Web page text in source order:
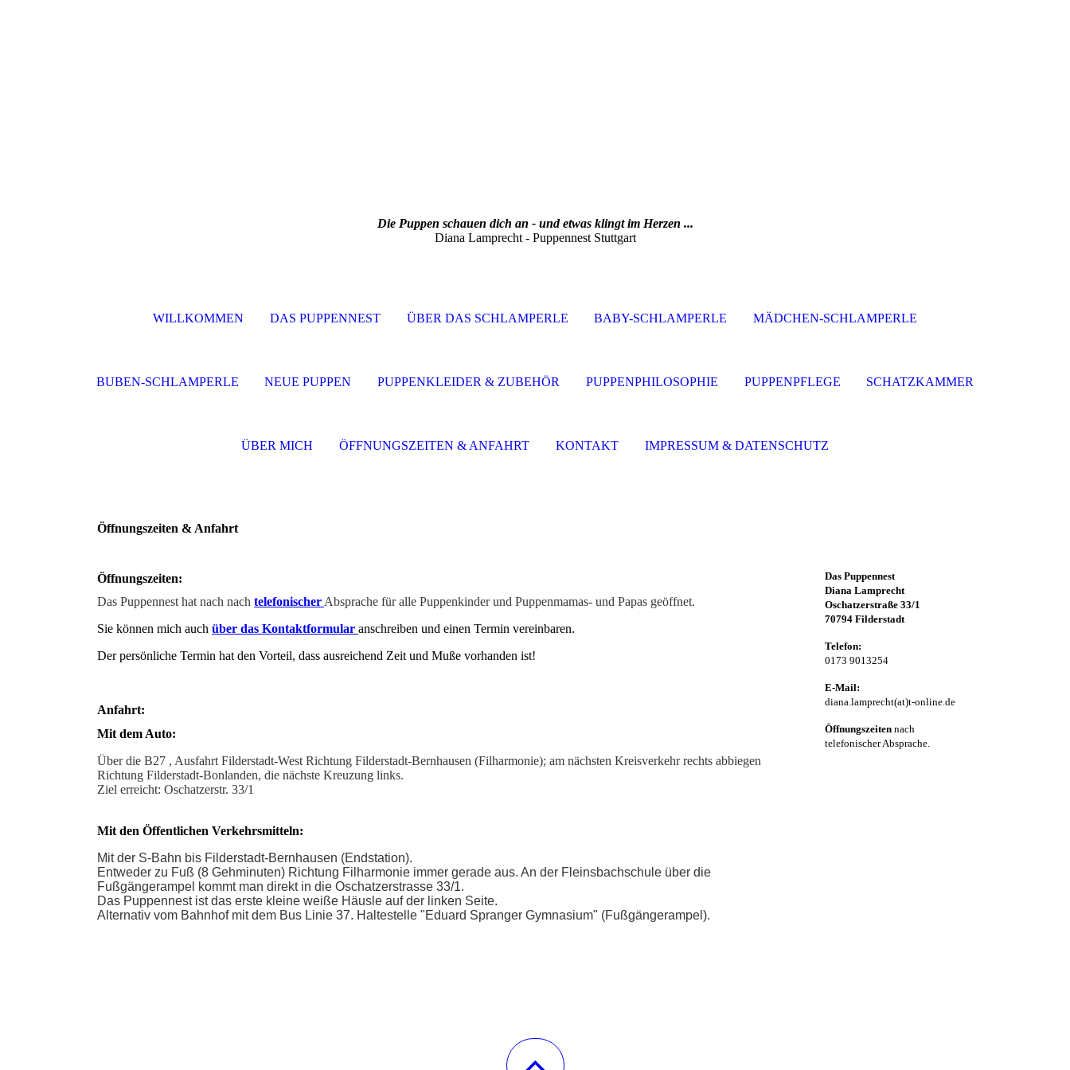
Die Puppen schauen dich an - und etwas klingt im Herzen ...
Diana Lamprecht - Puppennest Stuttgart
WILLKOMMEN DAS PUPPENNEST ÜBER DAS SCHLAMPERLE BABY-SCHLAMPERLE MÄDCHEN-SCHLAMPERLE
BUBEN-SCHLAMPERLE NEUE PUPPEN PUPPENKLEIDER & ZUBEHÖR PUPPENPHILOSOPHIE PUPPENPFLEGE SCHATZKAMMER
ÜBER MICH ÖFFNUNGSZEITEN & ANFAHRT KONTAKT IMPRESSUM & DATENSCHUTZ
Öffnungszeiten & Anfahrt
Öffnungszeiten:
Das Puppennest hat nach nach telefonischer Absprache füralle Puppenkinder und Puppenmamas- und Papas geöffnet.
Sie können mich auch über das Kontaktformular anschreiben und einen Termin vereinbaren.
Der persönliche Termin hat den Vorteil, dass ausreichend Zeit und Muße vorhanden ist!
Anfahrt:
Mit dem Auto:
Über die B27 , Ausfahrt Filderstadt-West Richtung Filderstadt-Bernhausen (Filharmonie); am nächsten Kreisverkehr rechts abbiegen
Richtung Filderstadt-Bonlanden, die nächste Kreuzung links.
Ziel erreicht: Oschatzerstr. 33/1
Mit den Öffentlichen Verkehrsmitteln:
Mit der S-Bahn bis Filderstadt-Bernhausen (Endstation).
Entweder zu Fuß (8 Gehminuten) Richtung Filharmonie immer gerade aus. An der Fleinsbachschule über die
Fußgängerampel kommt man direkt in die Oschatzerstrasse 33/1.
Das Puppennest ist das erste kleine weiße Häusle auf der linken Seite.
Alternativ vom Bahnhof mit dem Bus Linie 37. Haltestelle "Eduard Spranger Gymnasium" (Fußgängerampel).
Das Puppennest
Diana Lamprecht
Oschatzerstraße 33/1
70794 Filderstadt
Telefon:
0173 9013254
E-Mail:
diana.lamprecht(at)t-online.de
Öffnungszeiten nach
telefonischer Absprache.